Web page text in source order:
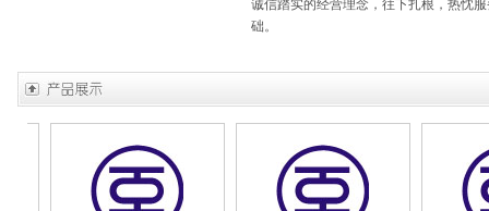
诚信踏实的经营理念，往下扎根，热忱
础。